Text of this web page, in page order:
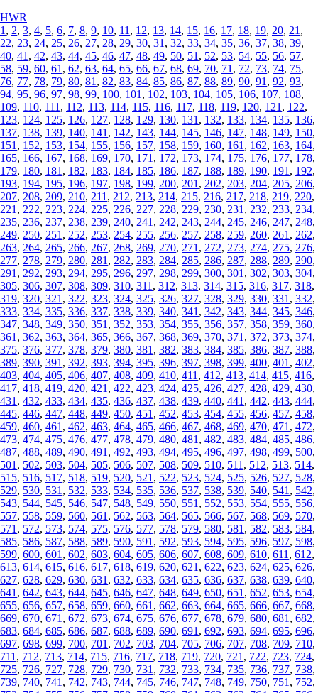
HWR
1 , 2, 3, 4, 5, 6, 7, 8, 9, 10, 11 , 12, 13, 14, 15, 16, 17, 18, 19, 20, 21 ,
22, 23, 24, 25, 26, 27, 28, 29, 30, 31 , 32, 33, 34, 35, 36, 37, 38, 39,
40, 41 , 42, 43, 44, 45, 46, 47, 48, 49, 50, 51 , 52, 53, 54, 55, 56, 57,
58, 59, 60, 61 , 62, 63, 64, 65, 66, 67, 68, 69, 70, 71 , 72, 73, 74, 75,
76, 77, 78, 79, 80, 81 , 82, 83, 84, 85, 86, 87, 88, 89, 90, 91 , 92, 93,
94, 95, 96, 97, 98, 99, 100, 101 , 102, 103, 104, 105, 106, 107, 108,
109, 110, 111 , 112, 113, 114, 115, 116, 117, 118, 119, 120, 121 , 122,
123, 124, 125, 126, 127, 128, 129, 130, 131 , 132, 133, 134, 135, 136,
137, 138, 139, 140, 141 , 142, 143, 144, 145, 146, 147, 148, 149, 150,
151 , 152, 153, 154, 155, 156, 157, 158, 159, 160, 161 , 162, 163, 164,
165, 166, 167, 168, 169, 170, 171 , 172, 173, 174, 175, 176, 177, 178,
179, 180, 181 , 182, 183, 184, 185, 186, 187, 188, 189, 190, 191 , 192,
193, 194, 195, 196, 197, 198, 199, 200, 201 , 202, 203, 204, 205, 206,
207, 208, 209, 210, 211 , 212, 213, 214, 215, 216, 217, 218, 219, 220,
221 , 222, 223, 224, 225, 226, 227, 228, 229, 230, 231 , 232, 233, 234,
235, 236, 237, 238, 239, 240, 241 , 242, 243, 244, 245, 246, 247, 248,
249, 250, 251 , 252, 253, 254, 255, 256, 257, 258, 259, 260, 261 , 262,
263, 264, 265, 266, 267, 268, 269, 270, 271 , 272, 273, 274, 275, 276,
277, 278, 279, 280, 281 , 282, 283, 284, 285, 286, 287, 288, 289, 290,
291 , 292, 293, 294, 295, 296, 297, 298, 299, 300, 301 , 302, 303, 304,
305, 306, 307, 308, 309, 310, 311 , 312, 313, 314, 315, 316, 317, 318,
319, 320, 321 , 322, 323, 324, 325, 326, 327, 328, 329, 330, 331 , 332,
333, 334, 335, 336, 337, 338, 339, 340, 341 , 342, 343, 344, 345, 346,
347, 348, 349, 350, 351 , 352, 353, 354, 355, 356, 357, 358, 359, 360,
361 , 362, 363, 364, 365, 366, 367, 368, 369, 370, 371 , 372, 373, 374,
375, 376, 377, 378, 379, 380, 381 , 382, 383, 384, 385, 386, 387, 388,
389, 390, 391 , 392, 393, 394, 395, 396, 397, 398, 399, 400, 401 , 402,
403, 404, 405, 406, 407, 408, 409, 410, 411 , 412, 413, 414, 415, 416,
417, 418, 419, 420, 421 , 422, 423, 424, 425, 426, 427, 428, 429, 430,
431 , 432, 433, 434, 435, 436, 437, 438, 439, 440, 441 , 442, 443, 444,
445, 446, 447, 448, 449, 450, 451 , 452, 453, 454, 455, 456, 457, 458,
459, 460, 461 , 462, 463, 464, 465, 466, 467, 468, 469, 470, 471 , 472,
473, 474, 475, 476, 477, 478, 479, 480, 481 , 482, 483, 484, 485, 486,
487, 488, 489, 490, 491 , 492, 493, 494, 495, 496, 497, 498, 499, 500,
501 , 502, 503, 504, 505, 506, 507, 508, 509, 510, 511 , 512, 513, 514,
515, 516, 517, 518, 519, 520, 521 , 522, 523, 524, 525, 526, 527, 528,
529, 530, 531 , 532, 533, 534, 535, 536, 537, 538, 539, 540, 541 , 542,
543, 544, 545, 546, 547, 548, 549, 550, 551 , 552, 553, 554, 555, 556,
557, 558, 559, 560, 561 , 562, 563, 564, 565, 566, 567, 568, 569, 570,
571 , 572, 573, 574, 575, 576, 577, 578, 579, 580, 581 , 582, 583, 584,
585, 586, 587, 588, 589, 590, 591 , 592, 593, 594, 595, 596, 597, 598,
599, 600, 601 , 602, 603, 604, 605, 606, 607, 608, 609, 610, 611 , 612,
613, 614, 615, 616, 617, 618, 619, 620, 621 , 622, 623, 624, 625, 626,
627, 628, 629, 630, 631 , 632, 633, 634, 635, 636, 637, 638, 639, 640,
641 , 642, 643, 644, 645, 646, 647, 648, 649, 650, 651 , 652, 653, 654,
655, 656, 657, 658, 659, 660, 661 , 662, 663, 664, 665, 666, 667, 668,
669, 670, 671 , 672, 673, 674, 675, 676, 677, 678, 679, 680, 681 , 682,
683, 684, 685, 686, 687, 688, 689, 690, 691 , 692, 693, 694, 695, 696,
697, 698, 699, 700, 701 , 702, 703, 704, 705, 706, 707, 708, 709, 710,
711 , 712, 713, 714, 715, 716, 717, 718, 719, 720, 721 , 722, 723, 724,
725, 726, 727, 728, 729, 730, 731 , 732, 733, 734, 735, 736, 737, 738,
739, 740, 741 , 742, 743, 744, 745, 746, 747, 748, 749, 750, 751 , 752,